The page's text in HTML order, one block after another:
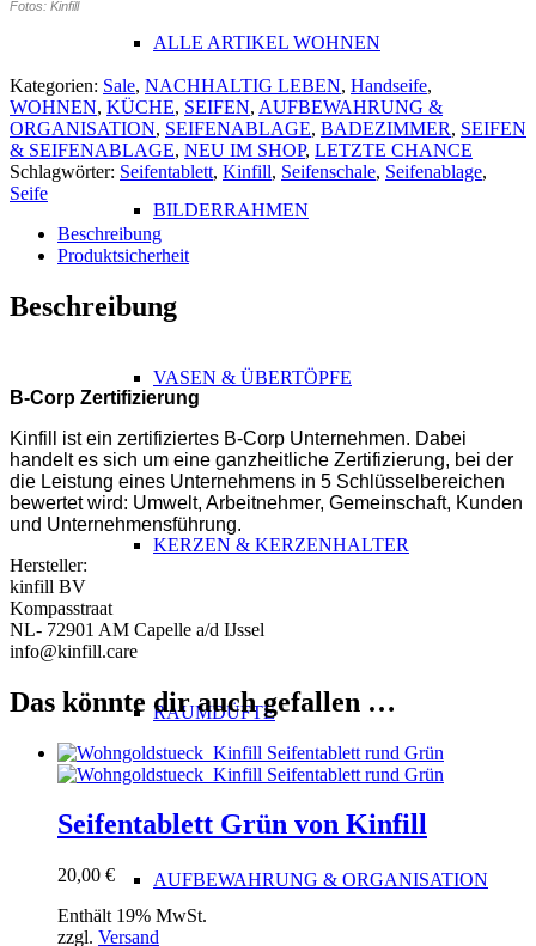
ALLE ARTIKEL WOHNEN
BILDERRAHMEN
VASEN & ÜBERTÖPFE
KERZEN & KERZENHALTER
RAUMDÜFTE
AUFBEWAHRUNG & ORGANISATION
Fotos: Kinfill
Kategorien: Sale, NACHHALTIG LEBEN, Handseife,
WOHNEN, KÜCHE, SEIFEN, AUFBEWAHRUNG &
ORGANISATION, SEIFENABLAGE, BADEZIMMER, SEIFEN
& SEIFENABLAGE, NEU IM SHOP, LETZTE CHANCE
Schlagwörter: Seifentablett, Kinfill, Seifenschale, Seifenablage,
Seife
Beschreibung
Produktsicherheit
Beschreibung
B-Corp Zertifizierung
Kinfill ist ein zertifiziertes B-Corp Unternehmen. Dabei
handelt es sich um eine ganzheitliche Zertifizierung, bei der
die Leistung eines Unternehmens in 5 Schlüsselbereichen
bewertet wird: Umwelt, Arbeitnehmer, Gemeinschaft, Kunden
und Unternehmensführung.
Hersteller:
kinfill BV
Kompasstraat
NL- 72901 AM Capelle a/d IJssel
info@kinfill.care
Das könnte dir auch gefallen …
Seifentablett Grün von Kinfill
20,00 €
Enthält 19% MwSt.
zzgl. Versand